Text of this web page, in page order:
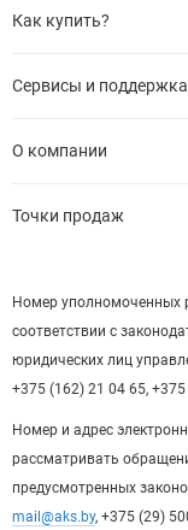
Как купить?
Сервисы и поддержка
О компании
Точки продаж
Номер уполномоченных
соответствии с
юридических лиц
+375 (162) 21 04 65,
Номер и адрес
рассматривать
предусмотренных
mail@aks.by, +375 (29)